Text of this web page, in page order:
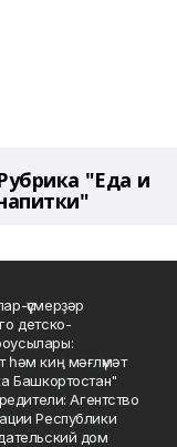
"Еда и
үҫмерҙәр
детско-
һәм киң мәғлүмәт
Башкортостан"
Агентство
Республики
дом